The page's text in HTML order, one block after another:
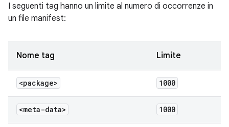
I seguenti tag hanno un limite al numero di occorrenze in
un file manifest:
Nome tag Limite
<package> 1000
<meta-data> 1000